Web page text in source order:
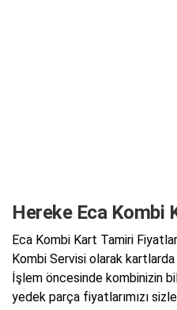
Hereke Eca Kombi
Eca Kombi Kart Tamiri
Kombi Servisi olarak
İşlem öncesinde kombinizin
yedek parça fiyatlarımızı